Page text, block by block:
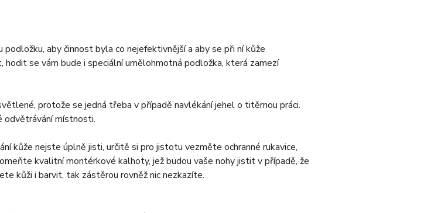
aby činnost byla co nejefektivnější a aby se při ní kůže
se vám bude i speciální umělohmotná podložka, která zamezí
protože se jedná třeba v případě navlékání jehel o titěrnou práci.
odvětrávání místnosti.
kůže nejste úplně jisti, určitě si pro jistotu vezměte ochranné rukavice,
kvalitní montérkové kalhoty, jež budou vaše nohy jistit v případě, že
kůži i barvit, tak zástěrou rovněž nic nezkazíte.